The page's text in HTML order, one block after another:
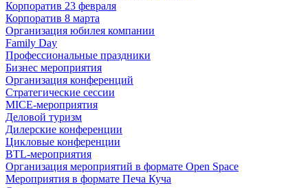
Корпоратив 23 февраля
Корпоратив 8 марта
Организация юбилея компании
Family Day
Профессиональные праздники
Бизнес мероприятия
Организация конференций
Стратегические сессии
MICE-мероприятия
Деловой туризм
Дилерские конференции
Цикловые конференции
BTL-мероприятия
Организация мероприятий в формате Open Space
Мероприятия в формате Печа Куча